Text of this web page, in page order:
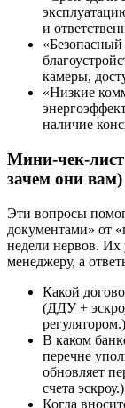
и
камеры,
«Низкие
наличие
Мини-чек-
зачем они вам)
Эти вопросы
документами» от
недели нервов. Их
менеджеру, а
Какой
(ДДУ +
регулятором.)
В каком
перечне
обновляет
счета эскроу.)
Когда